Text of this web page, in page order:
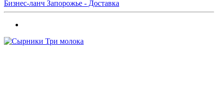
Бизнес-ланч Запорожье - Доставка